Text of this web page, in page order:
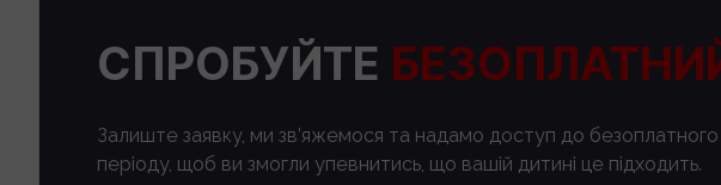
СПРОБУЙТЕ
Залиште заявку, ми зв’яжемося та надамо доступ до безоплатного
періоду, щоб ви змогли упевнитись, що вашій дитині це підходить.